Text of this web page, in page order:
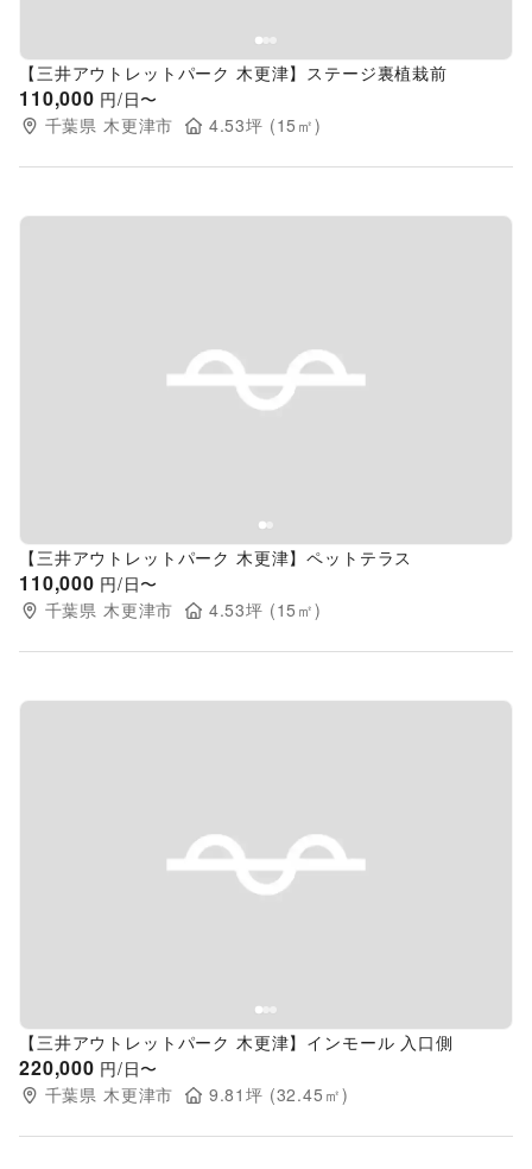
【三井アウトレットパーク 木更津】ステージ裏植栽前
110,000 円/日〜
千葉県 木更津市 4.53坪 (15 ㎡)
Previous slide
【三井アウトレットパーク 木更津】ペットテラス
110,000 円/日〜
千葉県 木更津市 4.53坪 (15 ㎡)
Previous slide
【三井アウトレットパーク 木更津】インモール 入口側
220,000 円/日〜
千葉県 木更津市 9.81坪 (32.45 ㎡)